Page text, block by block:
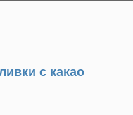
с какао